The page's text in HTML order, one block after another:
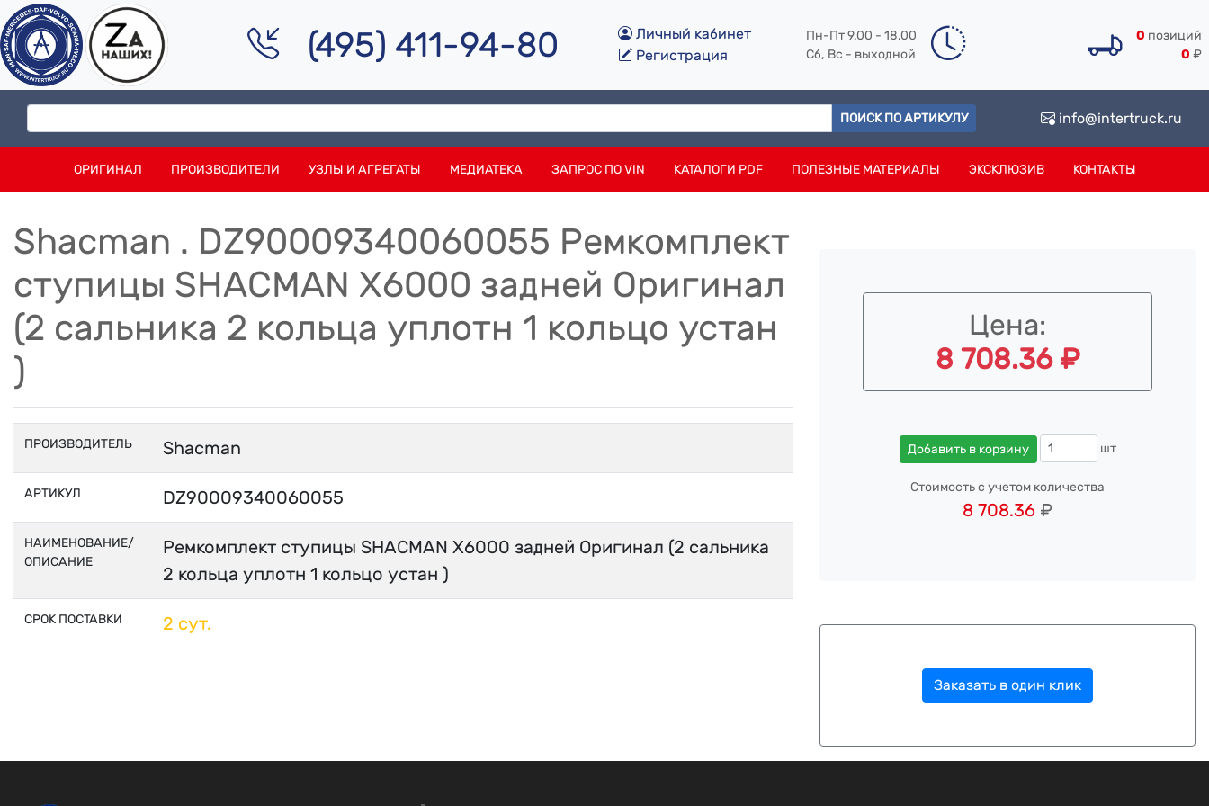
(495) 411-94-80
Личный кабинет
Регистрация
Пн-Пт 9.00 - 18.00
Сб, Вс - выходной
0 позиций
0 ₽
ПОИСК ПО АРТИКУЛУ info@intertruck.ru
ОРИГИНАЛ ПРОИЗВОДИТЕЛИ УЗЛЫ И АГРЕГАТЫ МЕДИАТЕКА ЗАПРОС ПО VIN КАТАЛОГИ PDF ПОЛЕЗНЫЕ МАТЕРИАЛЫ ЭКСКЛЮЗИВ КОНТАКТЫ
Shacman . DZ90009340060055 Ремкомплект
ступицы SHACMAN X6000 задней Оригинал
(2 сальника 2 кольца уплотн 1 кольцо устан
)
ПРОИЗВОДИТЕЛЬ Shacman
АРТИКУЛ DZ90009340060055
НАИМЕНОВАНИЕ/
ОПИСАНИЕ
Ремкомплект ступицы SHACMAN X6000 задней Оригинал (2 сальника
2 кольца уплотн 1 кольцо устан )
СРОК ПОСТАВКИ 2 сут.
Цена:
8 708.36 ₽
Добавить в корзину шт
Стоимость с учетом количества
8 708.36 ₽
Заказать в один клик